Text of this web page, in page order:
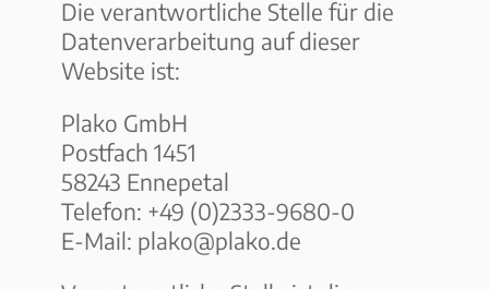
Die verantwortliche Stelle für die
Datenverarbeitung auf dieser
Website ist:
Plako GmbH
Postfach 1451
58243 Ennepetal
Telefon: +49 (0)2333-9680-0
E-Mail: plako@plako.de